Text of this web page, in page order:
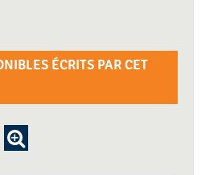
ÉCRITS PAR CET